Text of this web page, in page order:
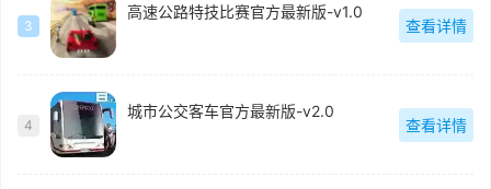
3
高速公路特技比赛官方最新版-v1.0
查看详情
4
城市公交客车官方最新版-v2.0
查看详情